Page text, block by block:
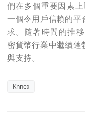
們在多個重要因素
一個令用戶信賴的平
求。隨著時間的推
密貨幣行業中繼續
與支持。
Knnex